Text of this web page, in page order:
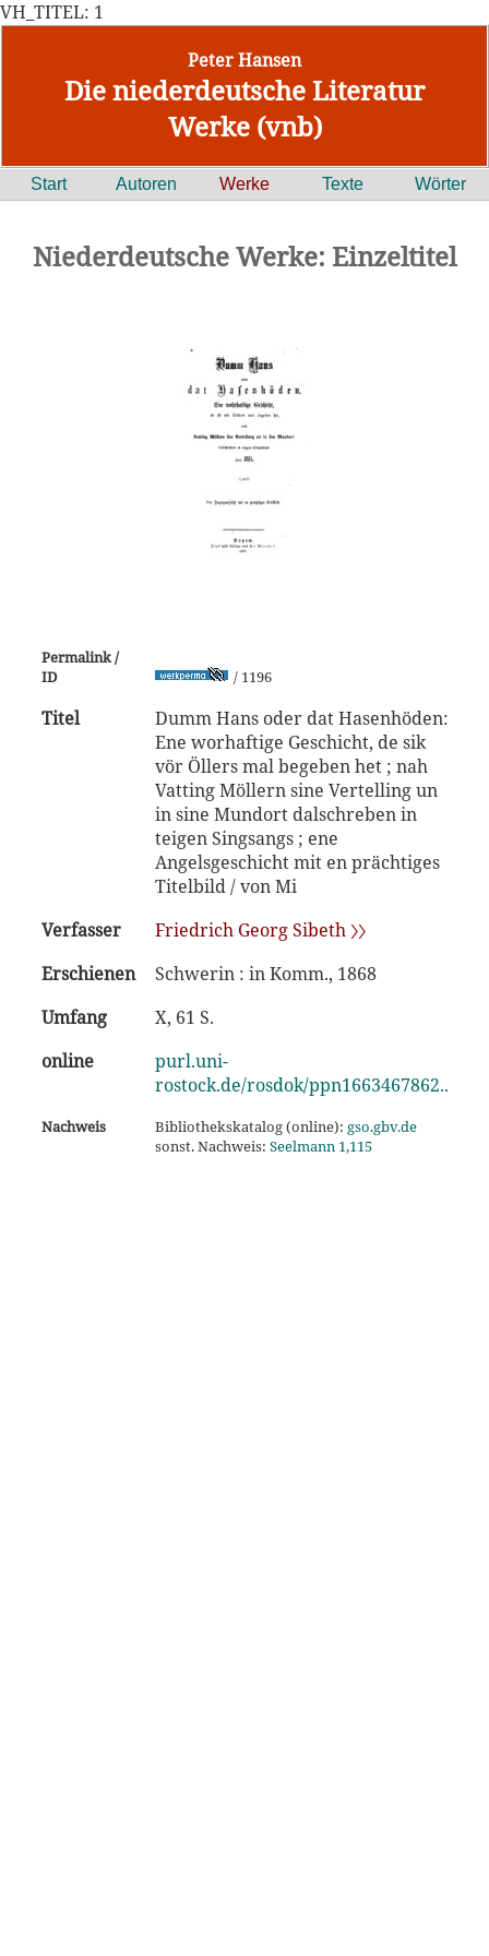
VH_TITEL: 1
Peter Hansen
Die niederdeutsche Literatur
Werke (vnb)
Start Autoren Werke Texte Wörter
Niederdeutsche Werke: Einzeltitel
Permalink /
ID
/ 1196
Titel
Dumm Hans oder dat Hasenhöden:
Ene worhaftige Geschicht, de sik
vör Öllers mal begeben het ; nah
Vatting Möllern sine Vertelling un
in sine Mundort dalschreben in
teigen Singsangs ; ene
Angelsgeschicht mit en prächtiges
Titelbild / von Mi
Verfasser
Friedrich Georg Sibeth 〉〉
Erschienen
Schwerin : in Komm., 1868
Umfang
X, 61 S.
online
purl.uni-
rostock.de/rosdok/ppn1663467862..
Nachweis Bibliothekskatalog (online): gso.gbv.de
sonst. Nachweis: Seelmann 1,115